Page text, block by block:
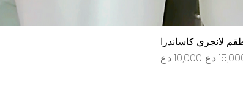
العرض السريع
لانجري كاساندرا
عادي سعر البيع